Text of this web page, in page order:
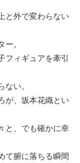
と外で変わらない
ー。
フィギュアを牽引
ない。
が、坂本花織とい
と、でも確かに幸
て腑に落ちる瞬間